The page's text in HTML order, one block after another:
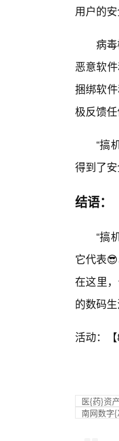
用户的
病
恶意软
捆绑软
极反馈
“搞
得到了安
结语：
“搞
它代表
在这里
的数码
活动：【
医{药}资
南网数字